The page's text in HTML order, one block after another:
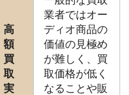
高
額
買
取
実
業者ではオー
ディオ商品の
価値の見極め
が難しく、買
取価格が低く
なることや販